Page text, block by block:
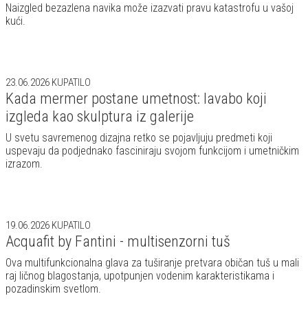
Naizgled bezazlena navika može izazvati pravu katastrofu u vašoj
kući.
23.06.2026 KUPATILO
Kada mermer postane umetnost: lavabo koji
izgleda kao skulptura iz galerije
U svetu savremenog dizajna retko se pojavljuju predmeti koji
uspevaju da podjednako fasciniraju svojom funkcijom i umetničkim
izrazom.
19.06.2026 KUPATILO
Acquafit by Fantini - multisenzorni tuš
Ova multifunkcionalna glava za tuširanje pretvara običan tuš u mali
raj ličnog blagostanja, upotpunjen vodenim karakteristikama i
pozadinskim svetlom.